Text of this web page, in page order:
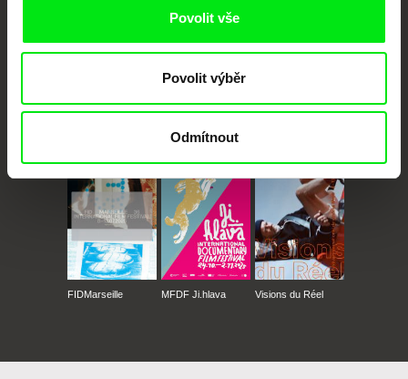
Povolit vše
Povolit výběr
OdmítnoutAgainst Gravity
FIDMarseille MFDF Ji.hlava Visions du Réel